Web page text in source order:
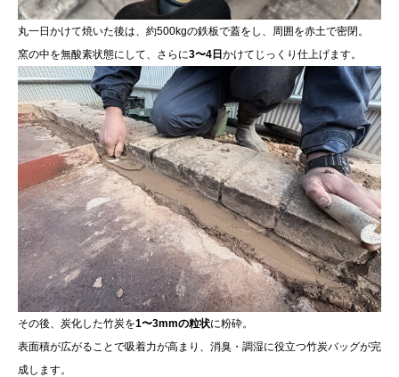
丸一日かけて焼いた後は、約500kgの鉄板で蓋をし、周囲を赤土で密閉。
窯の中を無酸素状態にして、さらに3〜4日かけてじっくり仕上げます。
その後、炭化した竹炭を1〜3mmの粒状に粉砕。
表面積が広がることで吸着力が高まり、消臭・調湿に役立つ竹炭バッグが完
成します。